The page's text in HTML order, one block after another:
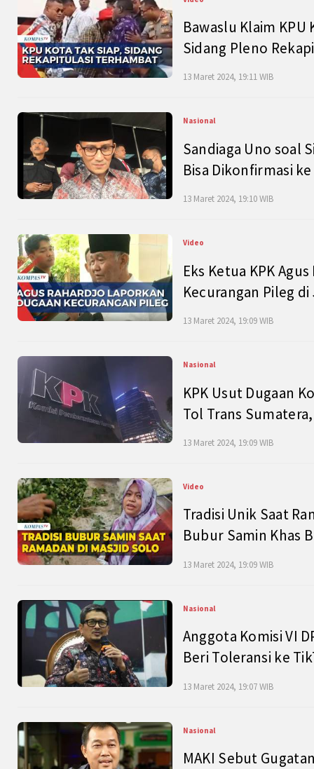
Bawaslu Klaim
Sidang Pleno
13 Maret 2024, 19:11 WIB
Nasional
Sandiaga Uno soal
Bisa Dikonfirmasi
13 Maret 2024, 19:10 WIB
Video
Eks Ketua KPK
Kecurangan Pileg
13 Maret 2024, 19:09 WIB
Nasional
KPK Usut Dugaan
Tol Trans
13 Maret 2024, 19:09 WIB
Video
Tradisi Unik Saat
Bubur Samin Khas
13 Maret 2024, 19:09 WIB
Nasional
Anggota Komisi VI
Beri Toleransi ke
13 Maret 2024, 19:07 WIB
Nasional
MAKI Sebut